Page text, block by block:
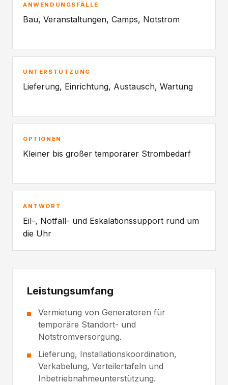
ANWENDUNGSFÄLLE
Bau, Veranstaltungen, Camps, Notstrom
UNTERSTÜTZUNG
Lieferung, Einrichtung, Austausch, Wartung
OPTIONEN
Kleiner bis großer temporärer Strombedarf
ANTWORT
Eil-, Notfall- und Eskalationssupport rund um
die Uhr
Leistungsumfang
Vermietung von Generatoren für
temporäre Standort- und
Notstromversorgung.
Lieferung, Installationskoordination,
Verkabelung, Verteilertafeln und
Inbetriebnahmeunterstützung.